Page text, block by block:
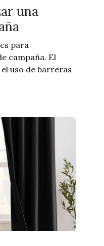
una
para
campaña. El
uso de barreras